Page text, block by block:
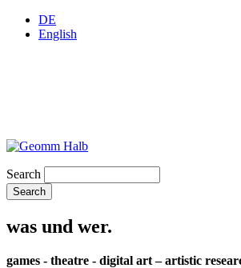
DE
English
Search
was und wer.
games - theatre - digital art – artistic